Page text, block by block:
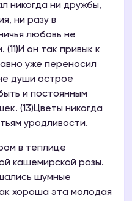
никогда ни дружбы,
ни разу в
любовь не
он так привык к
уже переносил
души острое
и постоянным
(13)Цветы никогда
уродливости.
в теплице
кашемирской розы.
шумные
хороша эта молодая